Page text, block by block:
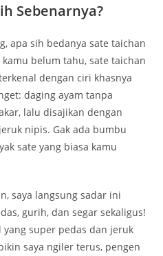
Sebenarnya?
apa sih bedanya sate taichan
kamu belum tahu, sate taichan
dengan ciri khasnya
daging ayam tanpa
lalu disajikan dengan
nipis. Gak ada bumbu
sate yang biasa kamu
saya langsung sadar ini
gurih, dan segar sekaligus!
yang super pedas dan jeruk
saya ngiler terus, pengen